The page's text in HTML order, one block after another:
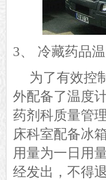
3、 冷藏药品
为了有效控
外配备了温度
药剂科质量管
床科室配备冰
用量为一日用
经发出，不得退